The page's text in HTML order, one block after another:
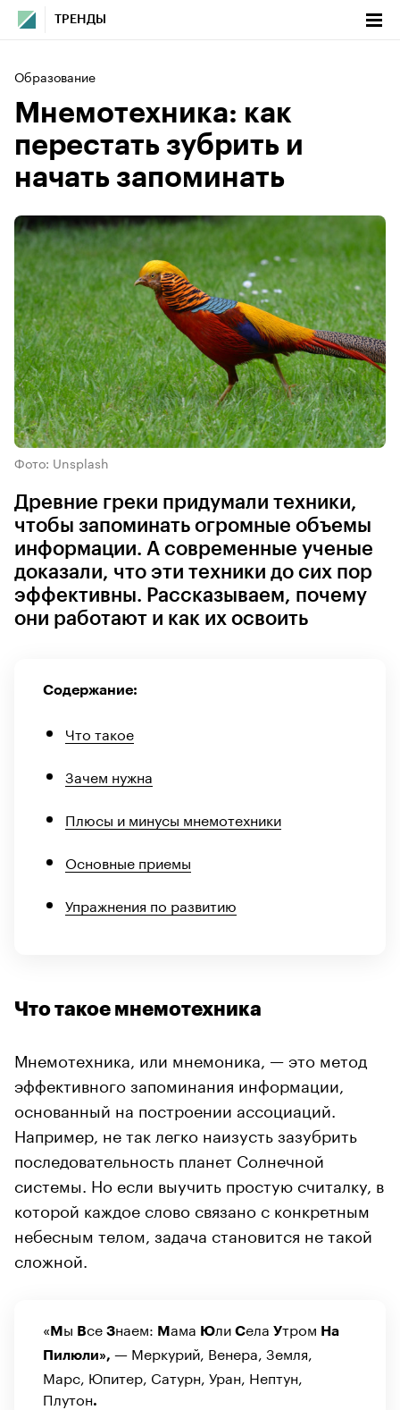
ТРЕНДЫ
Образование
Мнемотехника: как
перестать зубрить и
начать запоминать
Фото: Unsplash
Древние греки придумали техники,
чтобы запоминать огромные объемы
информации. А современные ученые
доказали, что эти техники до сих пор
эффективны. Рассказываем, почему
они работают и как их освоить
Содержание:
Что такое
Зачем нужна
Плюсы и минусы мнемотехники
Основные приемы
Упражнения по развитию
Что такое мнемотехника
Мнемотехника, или мнемоника, — это метод
эффективного запоминания информации,
основанный на построении ассоциаций.
Например, не так легко наизусть зазубрить
последовательность планет Солнечной
системы. Но если выучить простую считалку, в
которой каждое слово связано с конкретным
небесным телом, задача становится не такой
сложной.
« М ы Все Знаем: М ама Юли Села Утром На
П илюли», — Меркурий, Венера, Земля,
Марс, Юпитер, Сатурн, Уран, Нептун,
Плутон.